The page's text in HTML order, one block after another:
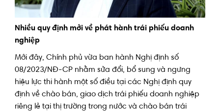
Nhiều quy định mới về phát hành trái phiếu doanh
nghiệp
Mới đây, Chính phủ vừa ban hành Nghị định số
08/2023/NĐ-CP nhằm sửa đổi, bổ sung và ngưng
hiệu lực thi hành một số điều tại các Nghị định quy
định về chào bán, giao dịch trái phiếu doanh nghiệp
riêng lẻ tại thị trường trong nước và chào bán trái